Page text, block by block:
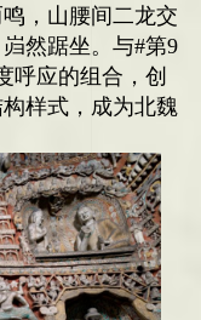
，山腰间二龙交
然踞坐。与#第9
呼应的组合，创
样式，成为北魏